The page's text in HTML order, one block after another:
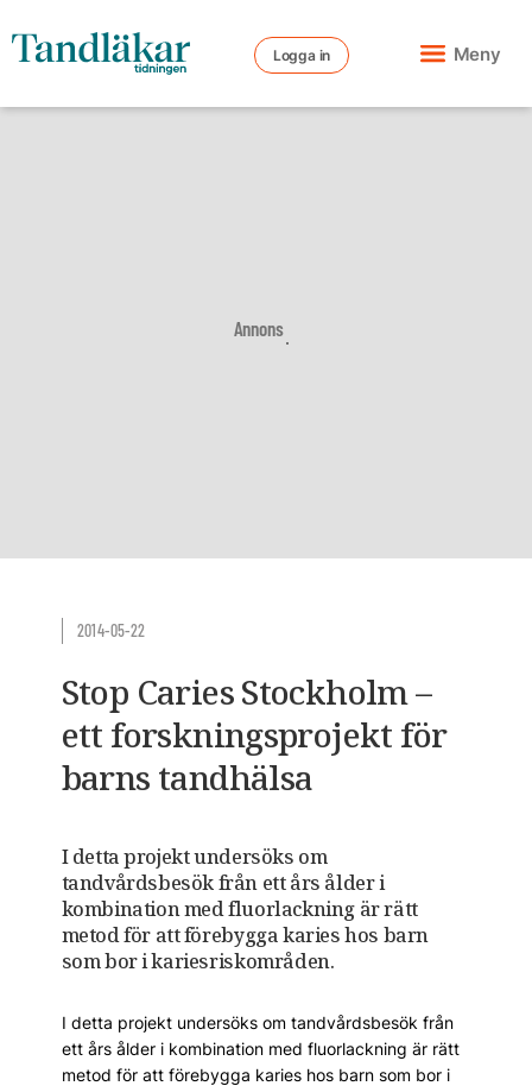
Logga in Meny
Annons
2014-05-22
Stop Caries Stockholm –
ett forskningsprojekt för
barns tandhälsa
I detta projekt undersöks om
tandvårdsbesök från ett års ålder i
kombination med fluorlackning är rätt
metod för att förebygga karies hos barn
som bor i kariesriskområden.
I detta projekt undersöks om tandvårdsbesök från
ett års ålder i kombination med fluorlackning är rätt
metod för att förebygga karies hos barn som bor i